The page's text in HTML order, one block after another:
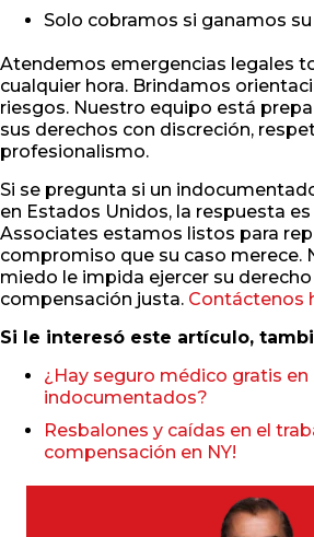
Solo cobramos si ganamos
Atendemos emergencias legales
cualquier hora. Brindamos
riesgos. Nuestro equipo está
sus derechos con discreción,
profesionalismo.
Si se pregunta si un
en Estados Unidos, la respuesta es
Associates estamos listos para
compromiso que su caso merece.
miedo le impida ejercer su derecho
compensación justa. Contáctenos
Si le interesó este artículo,
¿Hay seguro médico gratis en
indocumentados?
Resbalones y caídas en el
compensación en NY!